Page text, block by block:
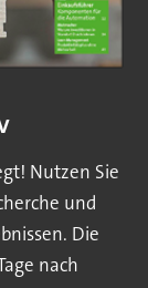
Nutzen Sie
und
Die
nach